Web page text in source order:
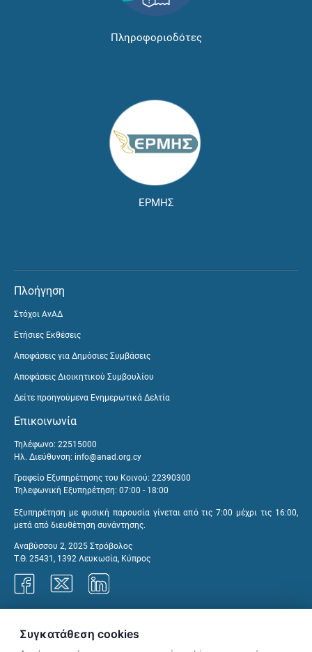
Πληροφοριοδότες
ΕΡΜΗΣ
Πλοήγηση
Στόχοι ΑνΑΔ
Ετήσιες Εκθέσεις
Αποφάσεις για Δημόσιες Συμβάσεις
Αποφάσεις Διοικητικού Συμβουλίου
Δείτε προηγούμενα Ενημερωτικά Δελτία
Επικοινωνία
Τηλέφωνο: 22515000
Ηλ. Διεύθυνση: info@anad.org.cy
Γραφείο Εξυπηρέτησης του Κοινού: 22390300
Τηλεφωνική Εξυπηρέτηση: 07:00 - 18:00
Εξυπηρέτηση με φυσική παρουσία γίνεται από τις 7:00 μέχρι τις 16:00,
μετά από διευθέτηση συνάντησης.
Αναβύσσου 2, 2025 Στρόβολος
Τ.Θ. 25431, 1392 Λευκωσία, Κύπρος
Συγκατάθεση cookies